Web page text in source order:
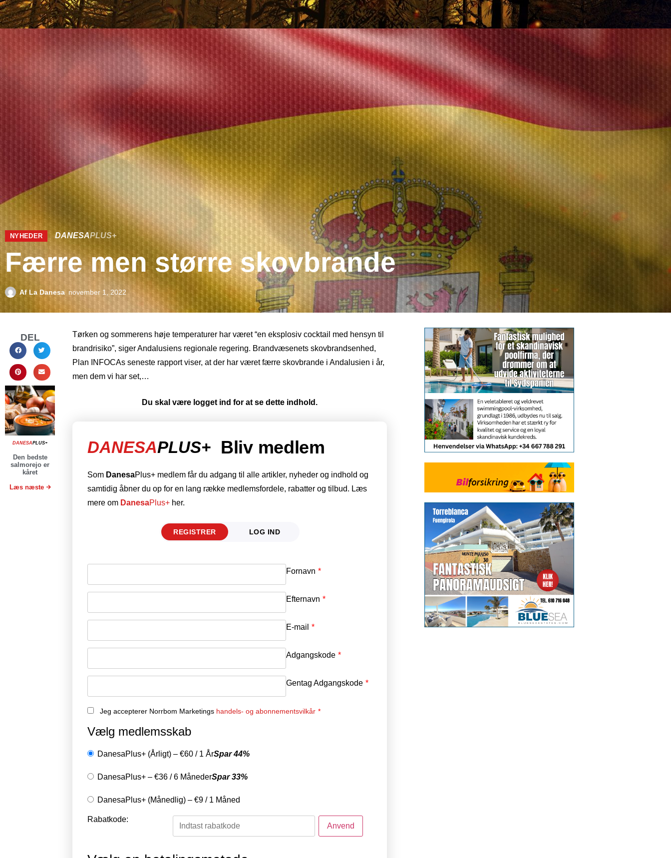
NYHEDER DANESAPLUS+
Færre men større skovbrande
Af La Danesa november 1, 2022
DEL
DANESAPLUS+
Den bedste
salmorejo er
kåret
Læs næste
Tørken og sommerens høje temperaturer har været “en eksplosiv cocktail med hensyn til
brandrisiko”, siger Andalusiens regionale regering. Brandvæsenets skovbrandsenhed,
Plan INFOCAs seneste rapport viser, at der har været færre skovbrande i Andalusien i år,
men dem vi har set,…
Du skal være logget ind for at se dette indhold.
DANESAPLUS+ Bliv medlem
Som DanesaPlus+ medlem får du adgang til alle artikler, nyheder og indhold og
samtidig åbner du op for en lang række medlemsfordele, rabatter og tilbud. Læs
mere om DanesaPlus+ her.
REGISTRER LOG IND
Fornavn *
Efternavn *
E-mail *
Adgangskode *
Gentag Adgangskode *
Jeg accepterer Norrbom Marketings handels- og abonnementsvilkår *
Vælg medlemsskab
DanesaPlus+ (Årligt) – €60 / 1 ÅrSpar 44%
DanesaPlus+ – €36 /6 MånederSpar 33%
DanesaPlus+ (Månedlig) – €9 / 1 Måned
Rabatkode:
E-mail
Adgangskode